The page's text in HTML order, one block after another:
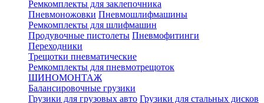
Ремкомплекты для заклепочника
Пневмоножовки Пневмошлифмашины
Ремкомплекты для шлифмашин
Продувочные пистолеты Пневмофитинги
Переходники
Трещотки пневматические
Ремкомплекты для пневмотрещоток
ШИНОМОНТАЖ
Балансировочные грузики
Грузики для грузовых авто Грузики для стальных дисков